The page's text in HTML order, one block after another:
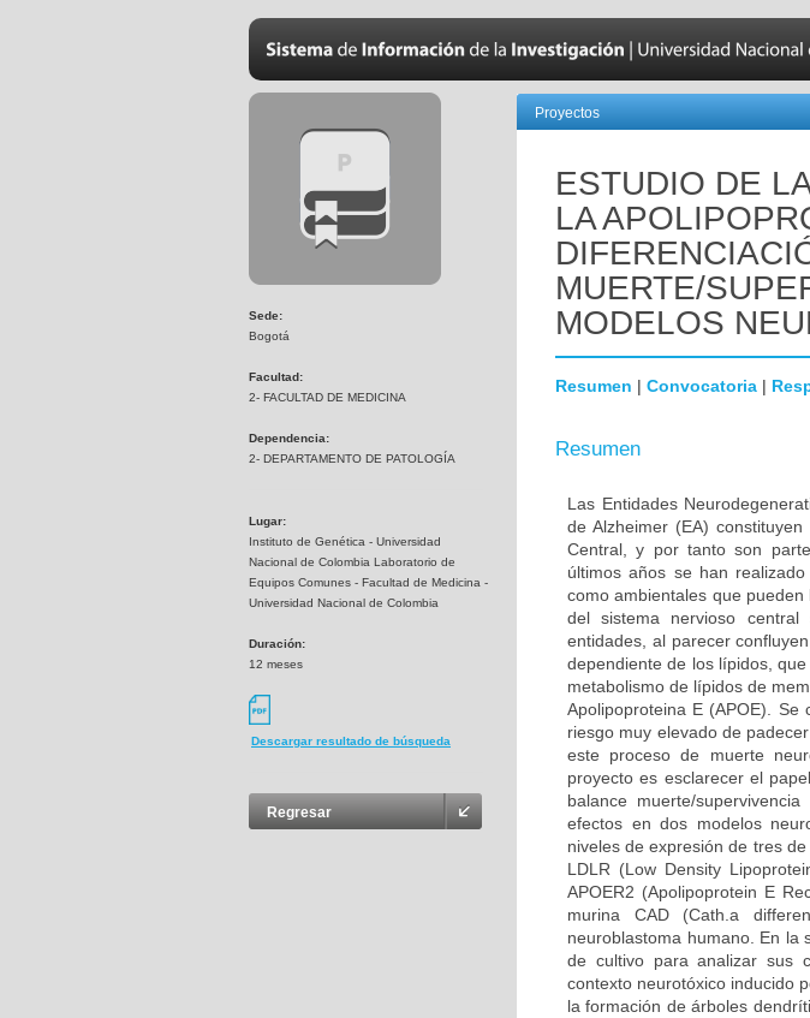
Sede:
Bogotá
Facultad:
2- FACULTAD DE MEDICINA
Dependencia:
2- DEPARTAMENTO DE PATOLOGÍA
Lugar:
Instituto de Genética - Universidad
Nacional de Colombia Laboratorio de
Equipos Comunes - Facultad de Medicina -
Universidad Nacional de Colombia
Duración:
12 meses
Descargar resultado de búsqueda
Regresar
Proyectos
ESTUDIO DE
LA
MUERTE/
MODELOS
Resumen | Convocatoria |
Resumen
Las Entidades
de Alzheimer (EA)
Central, y por tanto son
últimos años se han
como ambientales que
del sistema nervioso
entidades, al parecer
dependiente de los lípidos,
metabolismo de lípidos de
Apolipoproteina E (APOE).
riesgo muy elevado de
este proceso de muerte
proyecto es esclarecer el
balance muerte/
efectos en dos modelos
niveles de expresión de tres
LDLR (Low Density
APOER2 (Apolipoprotein E
murina CAD (Cath.a
neuroblastoma humano. En la
de cultivo para analizar sus
contexto neurotóxico inducido
la formación de árboles